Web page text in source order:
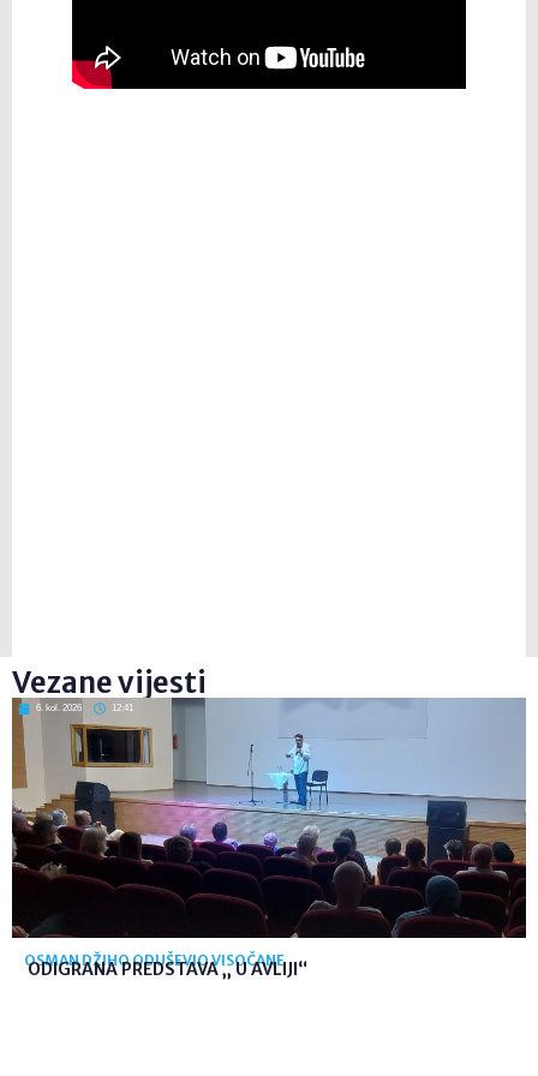
Vezane vijesti
6. kol. 2026 12:41
OSMAN DŽIHO ODUŠEVIO VISOČANE
ODIGRANA PREDSTAVA „ U AVLIJI“